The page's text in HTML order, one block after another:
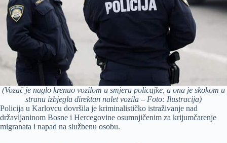
(Vozač je naglo krenuo vozilom u smjeru policajke, a ona je skokom u
stranu izbjegla direktan nalet vozila – Foto: Ilustracija)
Policija u Karlovcu dovršila je kriminalističko istraživanje nad
državljaninom Bosne i Hercegovine osumnjičenim za krijumčarenje
migranata i napad na službenu osobu.